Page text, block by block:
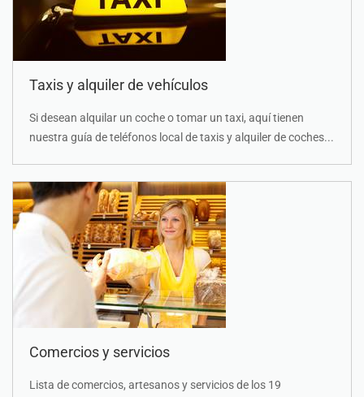
Taxis y alquiler de vehículos
Si desean alquilar un coche o tomar un taxi, aquí tienen
nuestra guía de teléfonos local de taxis y alquiler de coches...
Comercios y servicios
Lista de comercios, artesanos y servicios de los 19